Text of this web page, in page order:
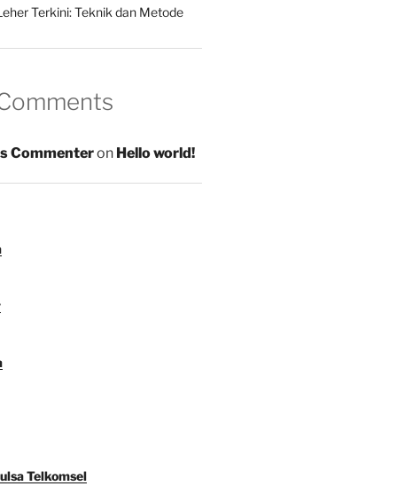
Terkini: Teknik dan Metode
Commenteron Hello world!
Telkomsel